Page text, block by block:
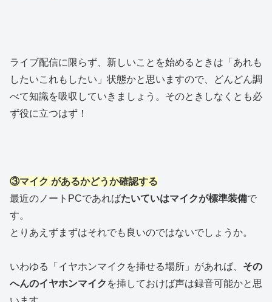
ライブ配信に限らず、新しいことを始めるときは「あれも
したいこれもしたい」状態かと思いますので、どんどん調
べて知識を吸収していきましょう。そのときしなくとも必
ず役に立つはず！
③マイク があるかどうか確認する
最近のノートPCであればたいていはマイクが標準装備で
す。
とりあえずまずはそれでも良いのではないでしょうか。
いわゆる「イヤホンマイクを挿せる場所」があれば、 その
へんのイヤホンマイク を挿しておけば声は録音可能かと思